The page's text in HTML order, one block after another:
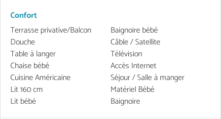
Confort
Terrasse privative/Balcon
Douche
Table à langer
Chaise bébé
Cuisine Américaine
Lit 160 cm
Lit bébé
Baignoire bébé
Câble / Satellite
Télévision
Accès Internet
Séjour / Salle à manger
Matériel Bébé
Baignoire